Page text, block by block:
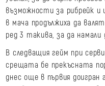
възможности за рибрейк и
в мача продължиха да
ред 3 такива, за да намали
В следващия гейм при
срещата бе прекъсната
днес още в първия